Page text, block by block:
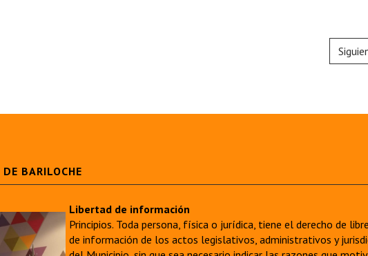
BARILOCHE
Libertad de información
Principios. Toda persona, física o jurídica, tiene el derecho de
de información de los actos legislativos, administrativos y